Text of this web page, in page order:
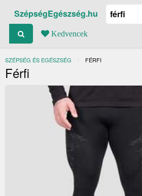
SzépségEgészség.hu
Kedvencek
SZÉPSÉG ÉS EGÉSZSÉG JELENLEGI:
FÉRFI
Férfi